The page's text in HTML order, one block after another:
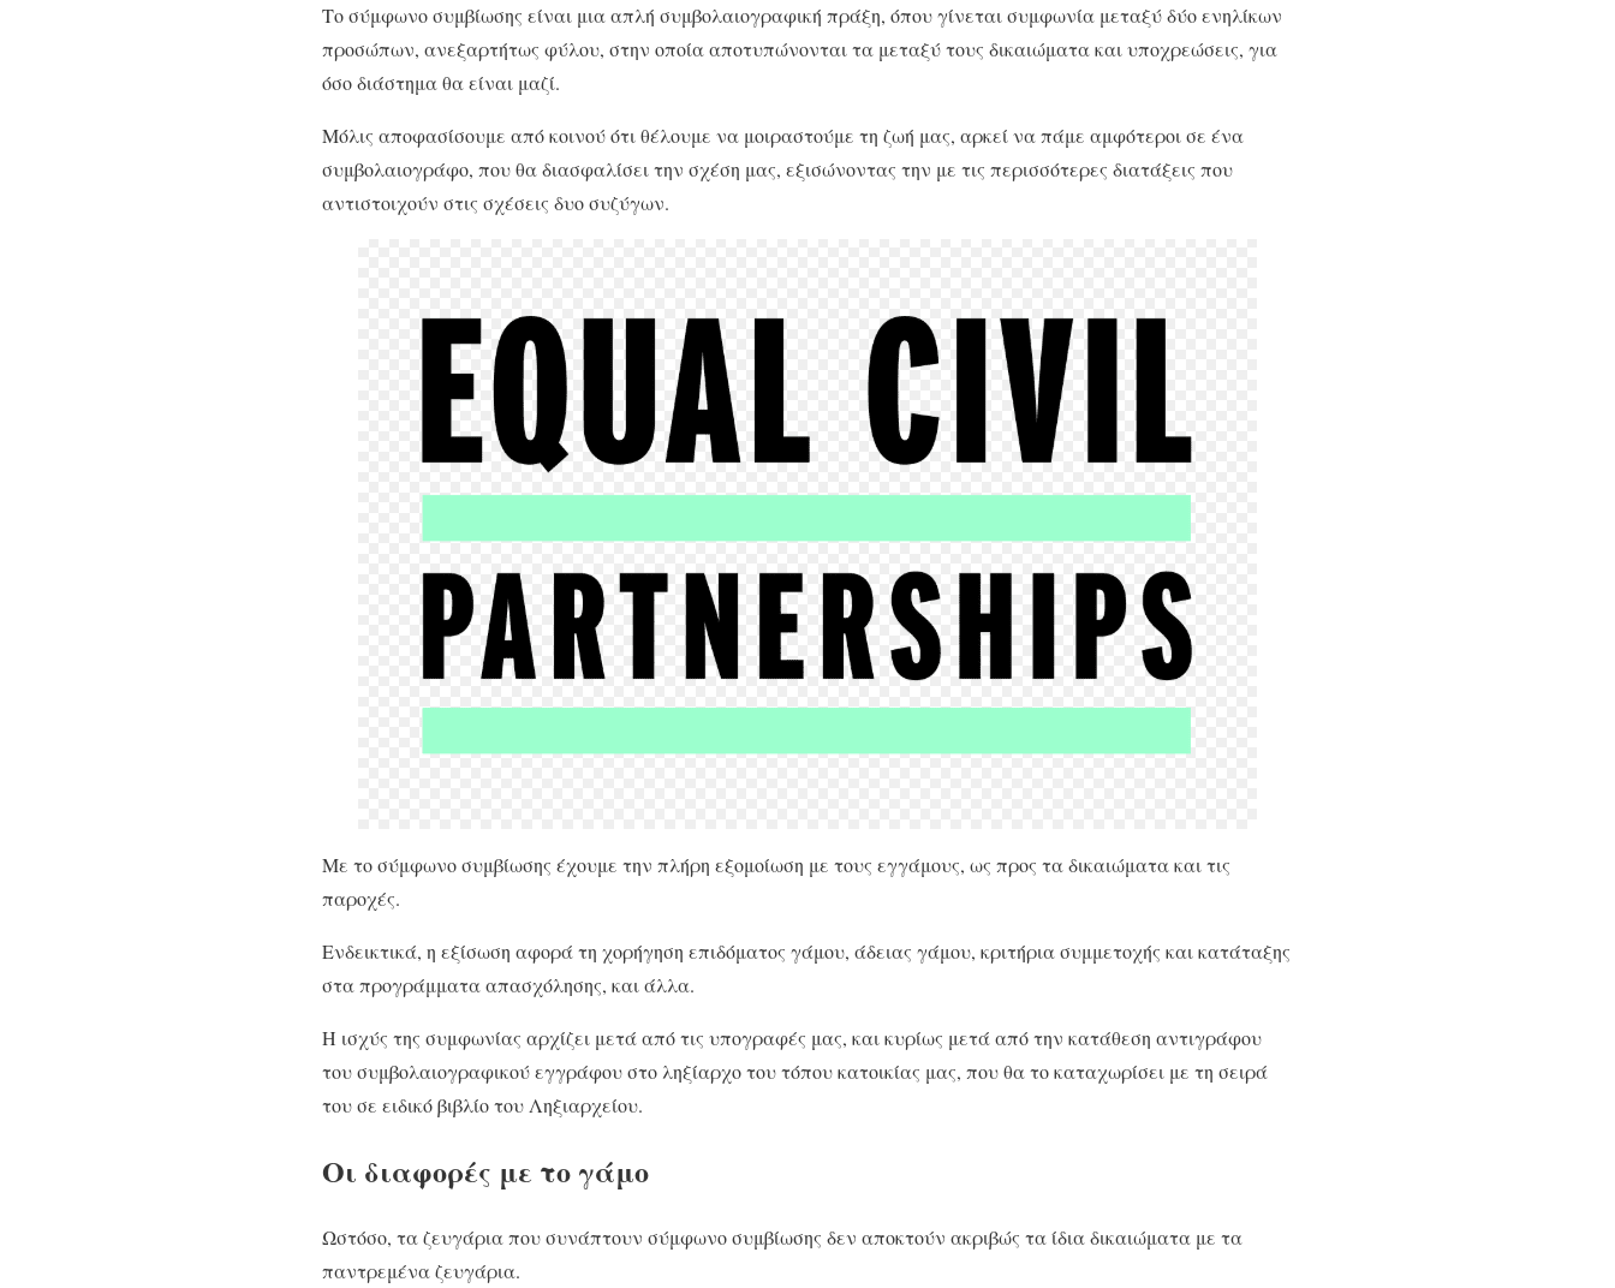
Το σύμφωνο συμβίωσης είναι μια απλή συμβολαιογραφική πράξη, όπου γίνεται συμφωνία μεταξύ δύο ενηλίκων
προσώπων, ανεξαρτήτως φύλου, στην οποία αποτυπώνονται τα μεταξύ τους δικαιώματα και υποχρεώσεις, για
όσο διάστημα θα είναι μαζί.
Μόλις αποφασίσουμε από κοινού ότι θέλουμε να μοιραστούμε τη ζωή μας, αρκεί να πάμε αμφότεροι σε ένα
συμβολαιογράφο, που θα διασφαλίσει την σχέση μας, εξισώνοντας την με τις περισσότερες διατάξεις που
αντιστοιχούν στις σχέσεις δυο συζύγων.
Με το σύμφωνο συμβίωσης έχουμε την πλήρη εξομοίωση με τους εγγάμους, ως προς τα δικαιώματα και τις
παροχές.
Ενδεικτικά, η εξίσωση αφορά τη χορήγηση επιδόματος γάμου, άδειας γάμου, κριτήρια συμμετοχής και κατάταξης
στα προγράμματα απασχόλησης, και άλλα.
Η ισχύς της συμφωνίας αρχίζει μετά από τις υπογραφές μας, και κυρίως μετά από την κατάθεση αντιγράφου
του συμβολαιογραφικού εγγράφου στο ληξίαρχο του τόπου κατοικίας μας, που θα το καταχωρίσει με τη σειρά
του σε ειδικό βιβλίο του Ληξιαρχείου.
Οι διαφορές με το γάμο
Ωστόσο, τα ζευγάρια που συνάπτουν σύμφωνο συμβίωσης δεν αποκτούν ακριβώς τα ίδια δικαιώματα με τα
παντρεμένα ζευγάρια.